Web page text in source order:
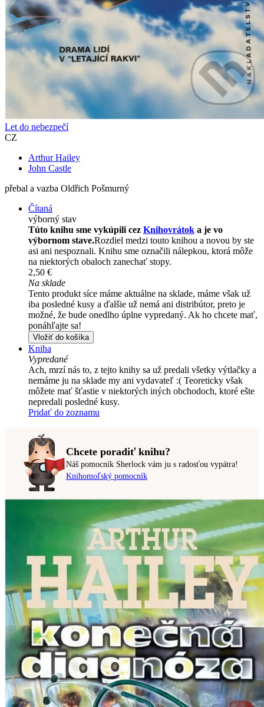
Let do nebezpečí
CZ
Arthur Hailey
John Castle
přebal a vazba Oldřich Pošmurný
Čítaná
výborný stav
Túto knihu sme vykúpili cez Knihovrátok a je vo
výbornom stave.Rozdiel medzi touto knihou a novou by ste
asi ani nespoznali. Knihu sme označili nálepkou, ktorá môže
na niektorých obaloch zanechať stopy.
2,50 €
Na sklade
Tento produkt síce máme aktuálne na sklade, máme však už
iba posledné kusy a ďalšie už nemá ani distribútor, preto je
možné, že bude onedlho úplne vypredaný. Ak ho chcete mať,
ponáhľajte sa!
Vložiť do košíka
Kniha
Vypredané
Ach, mrzí nás to, z tejto knihy sa už predali všetky výtlačky a
nemáme ju na sklade my ani vydavateľ :( Teoreticky však
môžete mať šťastie v niektorých iných obchodoch, ktoré ešte
nepredali posledné kusy.
Pridať do zoznamu
Chcete poradiť knihu?
Náš pomocník Sherlock vám ju s radosťou vypátra!
Knihomoľský pomocník